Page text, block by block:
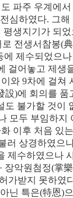
파주 우계에
심하였다. 그해
생지기가 되었
로 전생서참봉(
에 제수되었으
걸어놓고 제생
와 9차에 걸쳐
設)에 회의를 품
도 불가할 것이
모두 부임하지
이후 처음 있
러 상경하였으
제수하였으나
· 장악원첨정(掌
가받지 못하였
닌 특은(特恩)